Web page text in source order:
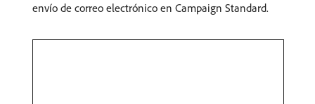
envío de correo electrónico en Campaign Standard.